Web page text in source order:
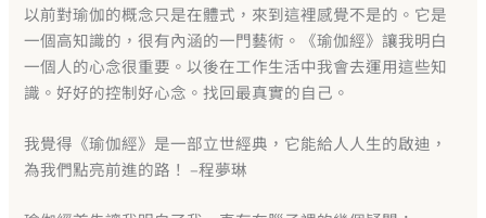
以前對瑜伽的概念只是在體式，來到這裡感覺不是的。它是
一個高知識的，很有內涵的一門藝術。《瑜伽經》讓我明白
一個人的心念很重要。以後在工作生活中我會去運用這些知
識。好好的控制好心念。找回最真實的自己。
我覺得《瑜伽經》是一部立世經典，它能給人人生的啟迪，
為我們點亮前進的路！ –程夢琳